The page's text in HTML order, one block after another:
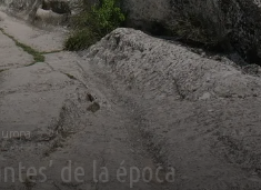
de la época